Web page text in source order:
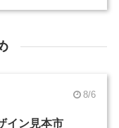
8/6
イン見本市